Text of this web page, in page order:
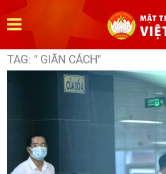
TAG: " GIÃN CÁCH"